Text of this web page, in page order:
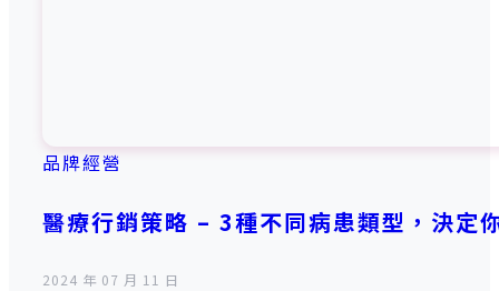
品牌經營
醫療行銷策略 – 3種不同病患類型，決定
2024 年 07 月 11 日